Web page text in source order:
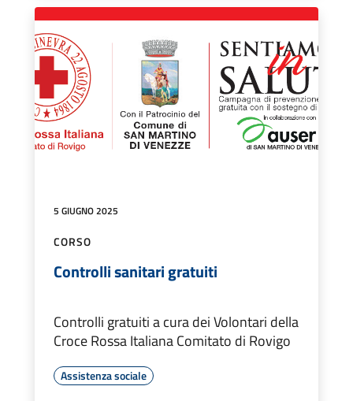
5 GIUGNO 2025
CORSO
Controlli sanitari gratuiti
Controlli gratuiti a cura dei Volontari della
Croce Rossa Italiana Comitato di Rovigo
Assistenza sociale